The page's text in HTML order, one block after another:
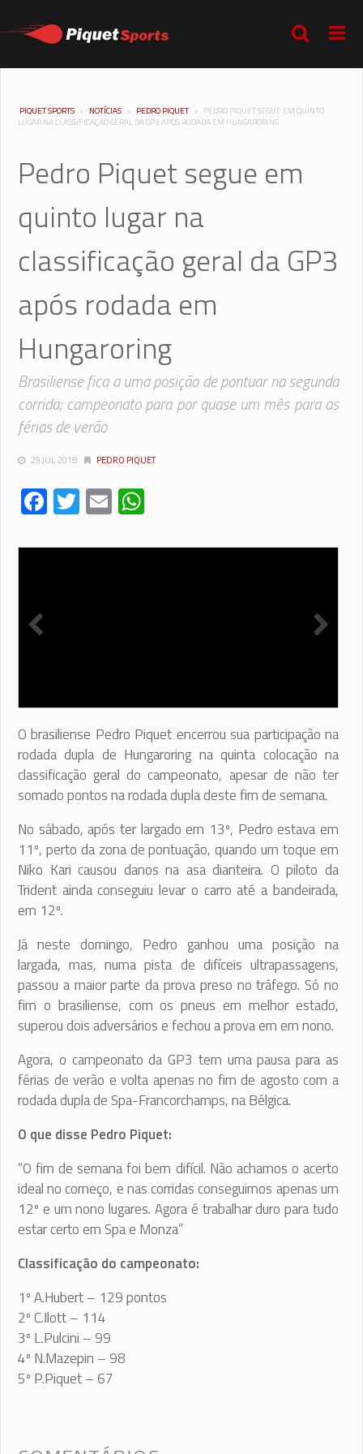
PIQUET SPORTS > NOTÍCIAS > PEDRO PIQUET > PEDRO PIQUET SEGUE EM QUINTO
LUGAR NA CLASSIFICAÇÃO GERAL DA GP3 APÓS RODADA EM HUNGARORING
Pedro Piquet segue em
quinto lugar na
classificação geral da GP3
após rodada em
Hungaroring
Brasiliense fica a uma posição de pontuar na segunda
corrida; campeonato para por quase um mês para as
férias de verão
29 JUL 2018 PEDRO PIQUET
Facebook
Twitter
Email
O brasiliense Pedro Piquet encerrou sua participação na
rodada dupla de Hungaroring na quinta colocação na
classificação geral do campeonato, apesar de não ter
somado pontos na rodada dupla deste fim de semana.
No sábado, após ter largado em 13º, Pedro estava em
11º, perto da zona de pontuação, quando um toque em
Niko Kari causou danos na asa dianteira. O piloto da
Trident ainda conseguiu levar o carro até a bandeirada,
em 12º.
Já neste domingo, Pedro ganhou uma posição na
largada, mas, numa pista de difíceis ultrapassagens,
passou a maior parte da prova preso no tráfego. Só no
fim o brasiliense, com os pneus em melhor estado,
superou dois adversários e fechou a prova em em nono.
Agora, o campeonato da GP3 tem uma pausa para as
férias de verão e volta apenas no fim de agosto com a
rodada dupla de Spa-Francorchamps, na Bélgica.
O que disse Pedro Piquet:
“O fim de semana foi bem difícil. Não achamos o acerto
ideal no começo, e nas corridas conseguimos apenas um
12º e um nono lugares. Agora é trabalhar duro para tudo
estar certo em Spa e Monza”
Classificação do campeonato:
1º A.Hubert – 129 pontos
2º C.Ilott – 114
3º L.Pulcini – 99
4º N.Mazepin – 98
5º P.Piquet – 67